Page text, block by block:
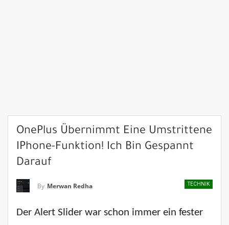
OnePlus Übernimmt Eine Umstrittene
IPhone-Funktion! Ich Bin Gespannt
Darauf
TECHNIK
By Merwan Redha
Der Alert Slider war schon immer ein fester